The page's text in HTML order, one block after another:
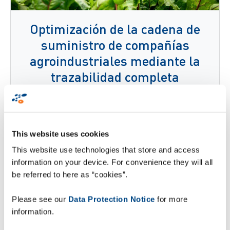
This website uses cookies
This website use technologies that store and access
information on your device. For convenience they will all
be referred to here as “cookies”.
Please see our Data Protection Notice for more
information.
Optimización de la cadena de
suministro de compañías
agroindustriales mediante la
trazabilidad completa